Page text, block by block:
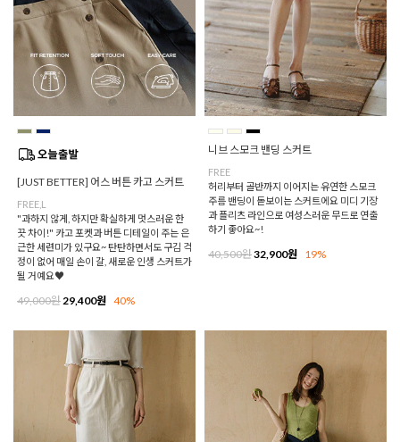
[JUST BETTER] 어스 버튼 카고 스커트
FREE,L
"과하지 않게, 하지만 확실하게 멋스러운 한
끗 차이!" 카고 포켓과 버튼 디테일이 주는 은
근한 세련미가 있구요~ 탄탄하면서도 구김 걱
정이 없어 매일 손이 갈, 새로운 인생 스커트가
될 거예요♥
49,000원 29,400원 40%
니브 스모크 밴딩 스커트
FREE
허리부터 골반까지 이어지는 유연한 스모크
주름 밴딩이 돋보이는 스커트에요 미디 기장
과 플리츠 라인으로 여성스러운 무드로 연출
하기 좋아요~!
40,500원32,900원 19%